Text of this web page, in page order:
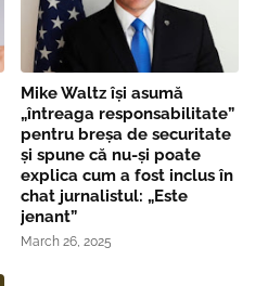
Mike Waltz îşi asumă
„întreaga responsabilitate”
pentru breşa de securitate
și spune că nu-și poate
explica cum a fost inclus în
chat jurnalistul: „Este
jenant”
March 26, 2025